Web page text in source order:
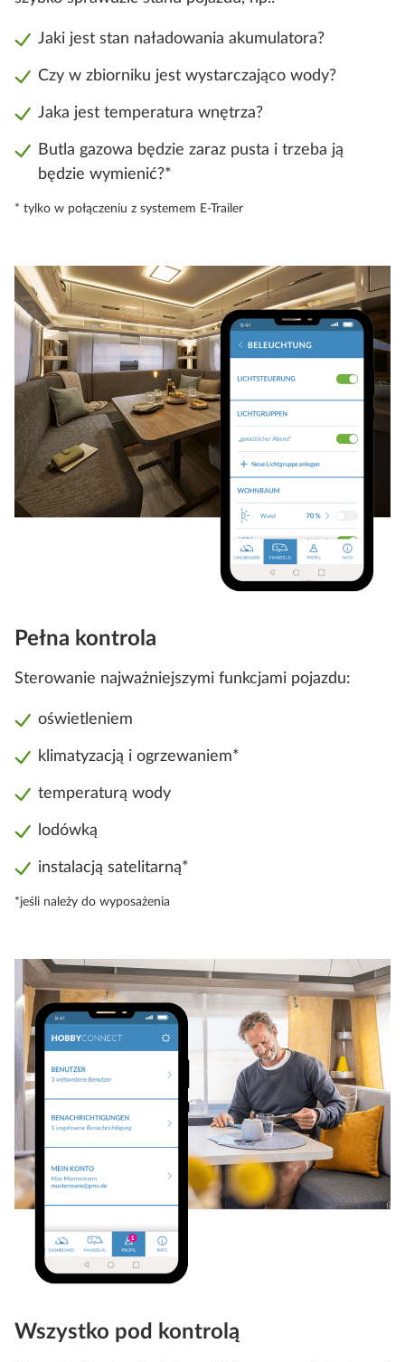
Jaki jest stan naładowania akumulatora?
Czy w zbiorniku jest wystarczająco wody?
Jaka jest temperatura wnętrza?
Butla gazowa będzie zaraz pusta i trzeba ją
będzie wymienić?*
* tylko w połączeniu z systemem E-Trailer
Pełna kontrola
Sterowanie najważniejszymi funkcjami pojazdu:
oświetleniem
klimatyzacją i ogrzewaniem*
temperaturą wody
lodówką
instalacją satelitarną*
*jeśli należy do wyposażenia
Wszystko pod kontrolą